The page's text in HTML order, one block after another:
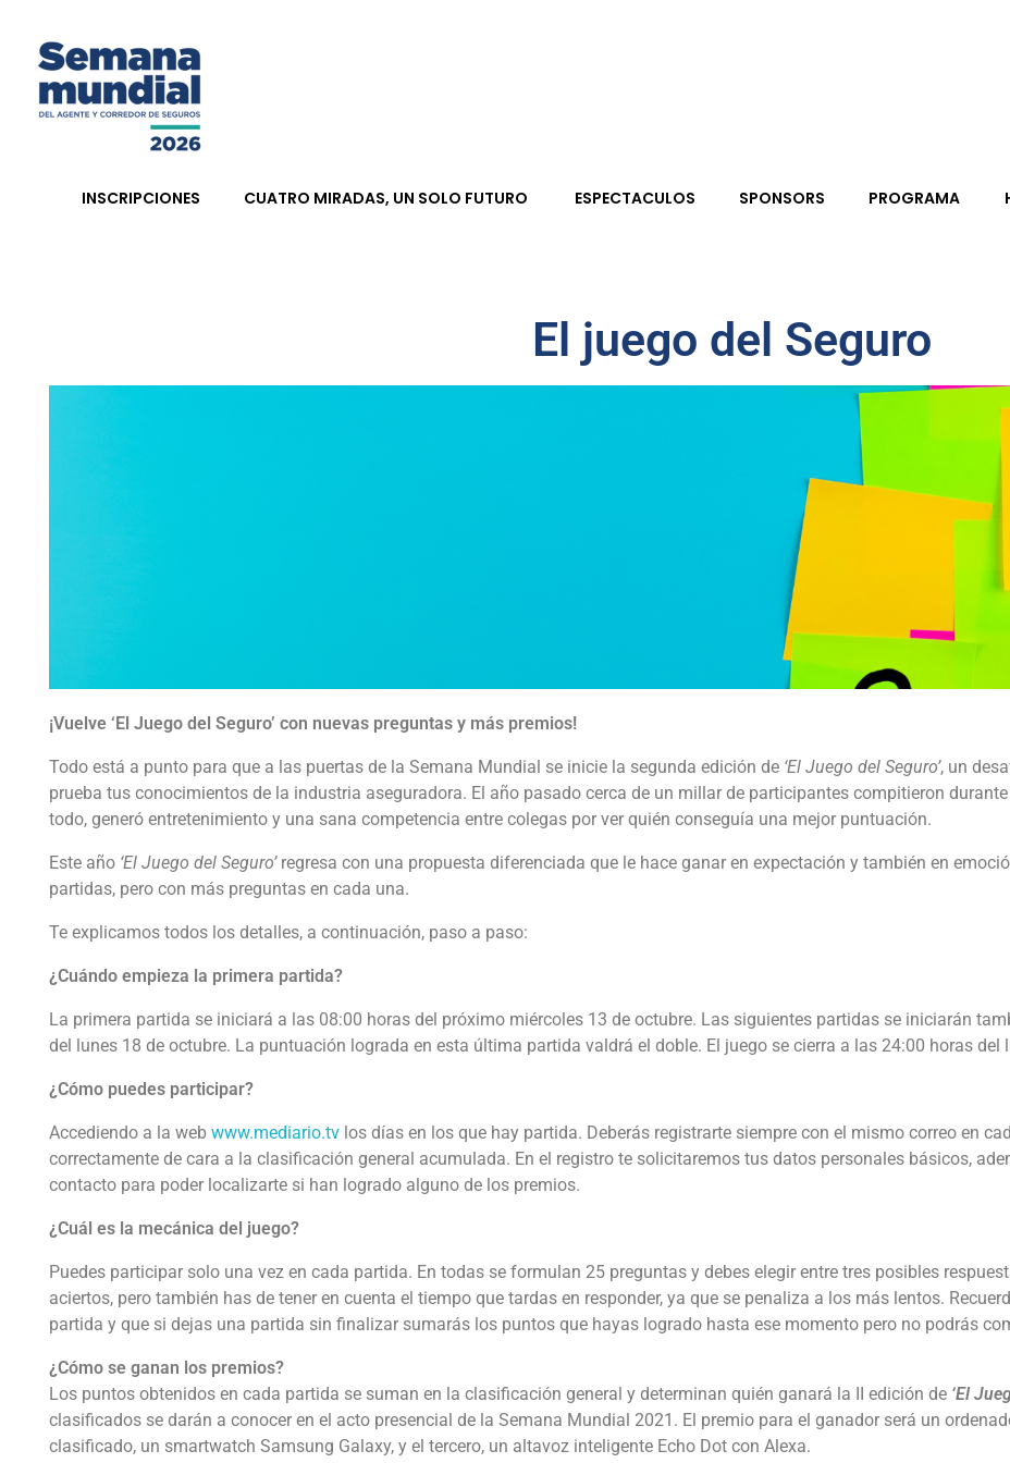
INSCRIPCIONES CUATRO MIRADAS, UN SOLO FUTURO ESPECTACULOS SPONSORS PROGRAMA
El juego del Seguro
¡Vuelve ‘El Juego del Seguro’ con nuevas preguntas y más premios!
Todo está a punto para que a las puertas de la Semana Mundial se inicie la segunda edición de ‘El Juego del Seguro’, un
prueba tus conocimientos de la industria aseguradora. El año pasado cerca de un millar de participantes compitieron
todo, generó entretenimiento y una sana competencia entre colegas por ver quién conseguía una mejor puntuación.
Este año ‘El Juego del Seguro’regresa con una propuesta diferenciada que le hace ganar en expectación y también en
partidas, pero con más preguntas en cada una.
Te explicamos todos los detalles, a continuación, paso a paso:
¿Cuándo empieza la primera partida?
La primera partida se iniciará a las 08:00 horas del próximo miércoles 13 de octubre. Las siguientes partidas se iniciarán
del lunes 18 de octubre. La puntuación lograda en esta última partida valdrá el doble. El juego se cierra a las 24:00 horas del
¿Cómo puedes participar?
Accediendo a la web www.mediario.tv los días en los que hay partida. Deberás registrarte siempre con el mismo correo en
correctamente de cara a la clasificación general acumulada. En el registro te solicitaremos tus datos personales básicos,
contacto para poder localizarte si han logrado alguno de los premios.
¿Cuál es la mecánica del juego?
Puedes participar solo una vez en cada partida. En todas se formulan 25 preguntas y debes elegir entre tres posibles
aciertos, pero también has de tener en cuenta el tiempo que tardas en responder, ya que se penaliza a los más lentos.
partida y que si dejas una partida sin finalizar sumarás los puntos que hayas logrado hasta ese momento pero no podrás
¿Cómo se ganan los premios?
Los puntos obtenidos en cada partida se suman en la clasificación general y determinan quién ganará la II edición de ‘El
clasificados se darán a conocer en el acto presencial de la Semana Mundial 2021. El premio para el ganador será un
clasificado, un smartwatch Samsung Galaxy, y el tercero, un altavoz inteligente Echo Dot con Alexa.